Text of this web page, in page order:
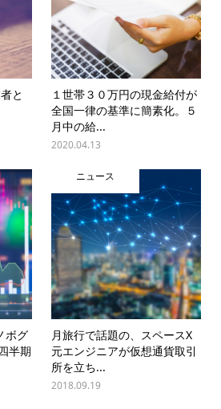
と
１世帯３０万円の現金給付が
全国一律の基準に簡素化。５
月中の給...
2020.04.13
ボグ
半期
ニュース
月旅行で話題の、スペースX
元エンジニアが仮想通貨取引
所を立ち...
2018.09.19